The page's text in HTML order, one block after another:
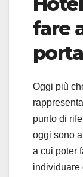
fare
Oggi più
punto di
oggi sono
a cui poter
individuare